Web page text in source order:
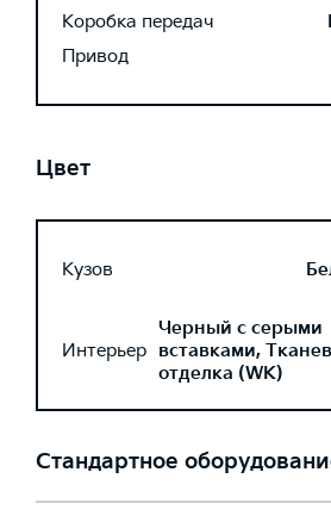
Коробка передач
Привод
Цвет
Кузов
Интерьер
Черный с серыми
вставками,
отделка (WK)
Стандартное